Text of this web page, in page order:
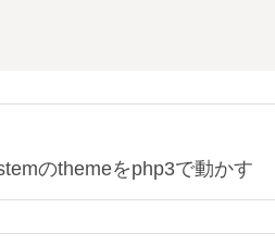
のthemeをphp3で動かす